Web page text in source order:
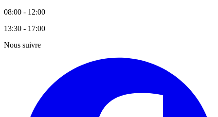
08:00 - 12:00
13:30 - 17:00
Nous suivre